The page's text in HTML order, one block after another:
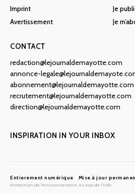
Imprint
Avertissement
Je
Je
CONTACT
redaction@lejournaldemayotte.com
annonce-
abonnement@lejournaldemayotte.com
recrutement@lejournaldemayotte.com
direction@lejournaldemayotte.com
INSPIRATION IN YOUR INBOX
Entierement numérique
Protection de l'environnement
Mise à jour
Au top de l'info